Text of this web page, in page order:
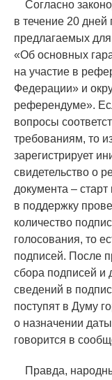
Согласно
в течение 20 дней
предлагаемых
«Об основных
на участие в
Федерации» и
референдуме».
вопросы
требованиям, то
зарегистрирует
свидетельство о
документа –
в поддержку
количество
голосования, то
подписей. После
сбора подписей и
сведений в
поступят в Думу
о назначении
говорится в
Правда,